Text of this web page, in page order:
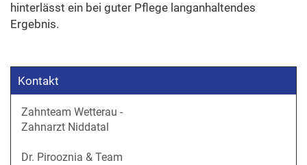
hinterlässt ein bei guter Pflege langanhaltendes
Ergebnis.
Kontakt
Zahnteam Wetterau -
Zahnarzt Niddatal
Dr. Pirooznia & Team